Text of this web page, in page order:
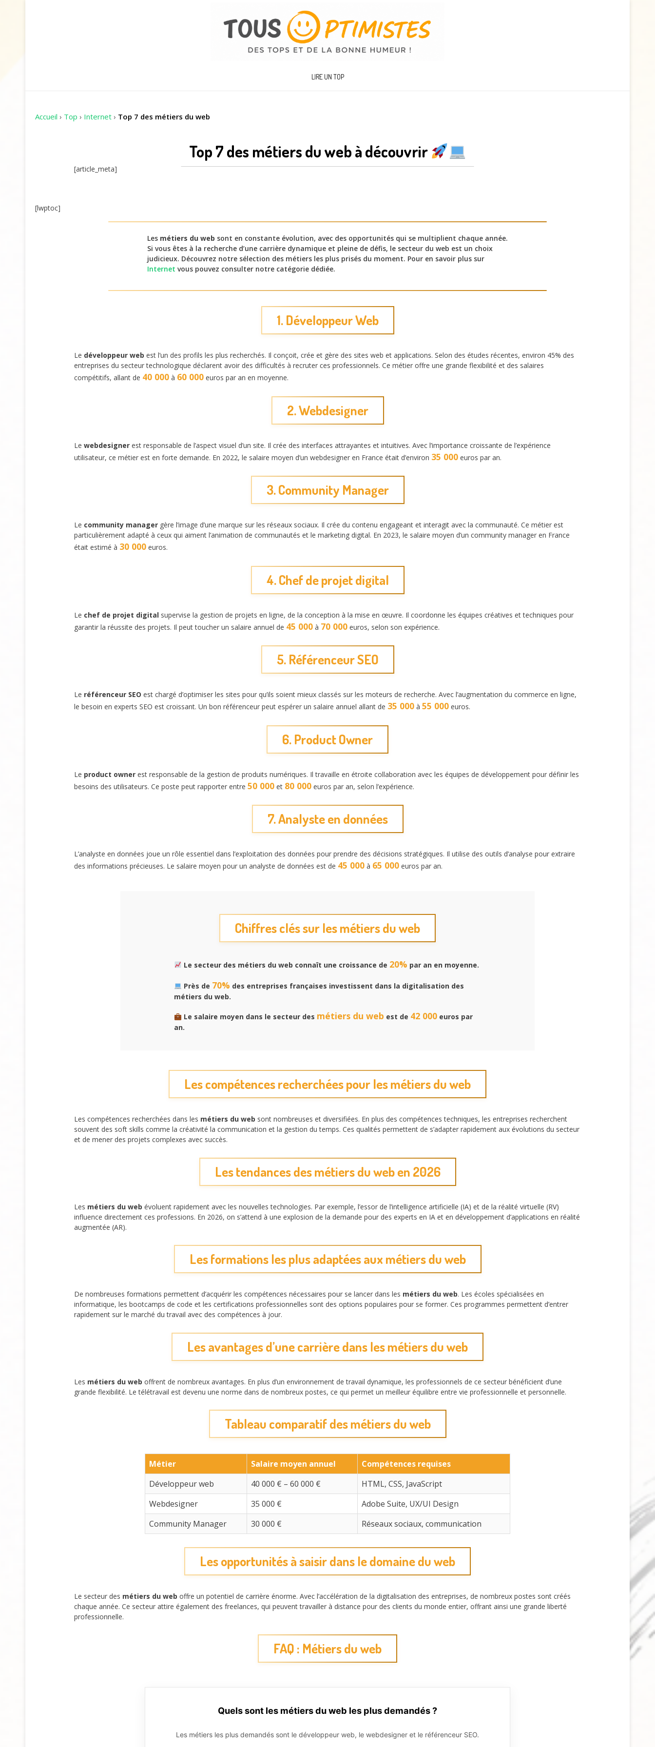
LIRE UN TOP
Accueil › Top › Internet › Top 7 des métiers du web
Top 7 des métiers du web à découvrir
[article_meta]
[lwptoc]
Les métiers du web sont en constante évolution, avec des opportunités qui se multiplient chaque année.
Si vous êtes à la recherche d’une carrière dynamique et pleine de défis, le secteur du web est un choix
judicieux. Découvrez notre sélection des métiers les plus prisés du moment. Pour en savoir plus sur
Internet vous pouvez consulter notre catégorie dédiée.
1. Développeur Web
Le développeur web est l’un des profils les plus recherchés. Il conçoit, crée et gère des sites web et applications. Selon des études récentes, environ 45% des
entreprises du secteur technologique déclarent avoir des difficultés à recruter ces professionnels. Ce métier offre une grande flexibilité et des salaires
compétitifs, allant de 40 000 à 60 000 euros par an en moyenne.
2. Webdesigner
Le webdesigner est responsable de l’aspect visuel d’un site. Il crée des interfaces attrayantes et intuitives. Avec l’importance croissante de l’expérience
utilisateur, ce métier est en forte demande. En 2022, le salaire moyen d’un webdesigner en France était d’environ 35 000 euros par an.
3. Community Manager
Le community manager gère l’image d’une marque sur les réseaux sociaux. Il crée du contenu engageant et interagit avec la communauté. Ce métier est
particulièrement adapté à ceux qui aiment l’animation de communautés et le marketing digital. En 2023, le salaire moyen d’un community manager en France
était estimé à 30 000 euros.
4. Chef de projet digital
Le chef de projet digital supervise la gestion de projets en ligne, de la conception à la mise en œuvre. Il coordonne les équipes créatives et techniques pour
garantir la réussite des projets. Il peut toucher un salaire annuel de 45 000 à 70 000 euros, selon son expérience.
5. Référenceur SEO
Le référenceur SEO est chargé d’optimiser les sites pour qu’ils soient mieux classés sur les moteurs de recherche. Avec l’augmentation du commerce en ligne,
le besoin en experts SEO est croissant. Un bon référenceur peut espérer un salaire annuel allant de 35 000 à 55 000 euros.
6. Product Owner
Le product owner est responsable de la gestion de produits numériques. Il travaille en étroite collaboration avec les équipes de développement pour définir les
besoins des utilisateurs. Ce poste peut rapporter entre 50 000 et 80 000 euros par an, selon l’expérience.
7. Analyste en données
L’analyste en données joue un rôle essentiel dans l’exploitation des données pour prendre des décisions stratégiques. Il utilise des outils d’analyse pour extraire
des informations précieuses. Le salaire moyen pour un analyste de données est de 45 000 à 65 000 euros par an.
Chiffres clés sur les métiers du web
Le secteur des métiers du web connaît une croissance de 20% par an en moyenne.
Près de 70% des entreprises françaises investissent dans la digitalisation des
métiers du web.
Le salaire moyen dans le secteur des métiers du web est de 42 000euros par
an.
Les compétences recherchées pour les métiers du web
Les compétences recherchées dans les métiers du web sont nombreuses et diversifiées. En plus des compétences techniques, les entreprises recherchent
souvent des soft skills comme la créativité la communication et la gestion du temps. Ces qualités permettent de s’adapter rapidement aux évolutions du secteur
et de mener des projets complexes avec succès.
Les tendances des métiers du web en 2026
Les métiers du web évoluent rapidement avec les nouvelles technologies. Par exemple, l’essor de l’intelligence artificielle (IA) et de la réalité virtuelle (RV)
influence directement ces professions. En 2026, on s’attend à une explosion de la demande pour des experts en IA et en développement d’applications en réalité
augmentée (AR).
Les formations les plus adaptées aux métiers du web
De nombreuses formations permettent d’acquérir les compétences nécessaires pour se lancer dans les métiers du web. Les écoles spécialisées en
informatique, les bootcamps de code et les certifications professionnelles sont des options populaires pour se former. Ces programmes permettent d’entrer
rapidement sur le marché du travail avec des compétences à jour.
Les avantages d’une carrière dans les métiers du web
Les métiers du web offrent de nombreux avantages. En plus d’un environnement de travail dynamique, les professionnels de ce secteur bénéficient d’une
grande flexibilité. Le télétravail est devenu une norme dans de nombreux postes, ce qui permet un meilleur équilibre entre vie professionnelle et personnelle.
Tableau comparatif des métiers du web
Métier Salaire moyen annuel
Compétences requises
Développeur web
40 000 € – 60 000 €
HTML, CSS, JavaScript
Webdesigner
35 000 €
Adobe Suite, UX/UI Design
Community Manager
30 000 € Réseaux sociaux, communication
Les opportunités à saisir dans le domaine du web
Le secteur des métiers du web offre un potentiel de carrière énorme. Avec l’accélération de la digitalisation des entreprises, de nombreux postes sont créés
chaque année. Ce secteur attire également des freelances, qui peuvent travailler à distance pour des clients du monde entier, offrant ainsi une grande liberté
professionnelle.
FAQ : Métiers du web
Quels sont les métiers du web les plus demandés ?
Les métiers les plus demandés sont le développeur web, le webdesigner et le référenceur SEO.